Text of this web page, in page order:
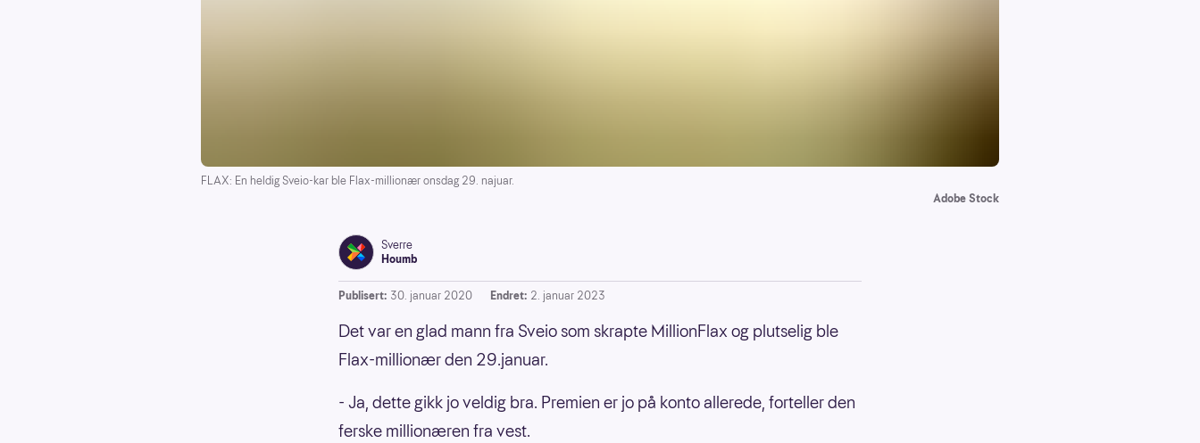
FLAX: En heldig Sveio-kar ble Flax-millionær onsdag 29. najuar.
Adobe Stock
Sverre
Houmb
Publisert: 30. januar 2020 Endret: 2. januar 2023
Det var en glad mann fra Sveio som skrapte MillionFlax og plutselig ble
Flax-millionær den 29.januar.
- Ja, dette gikk jo veldig bra. Premien er jo på konto allerede, forteller den
ferske millionæren fra vest.